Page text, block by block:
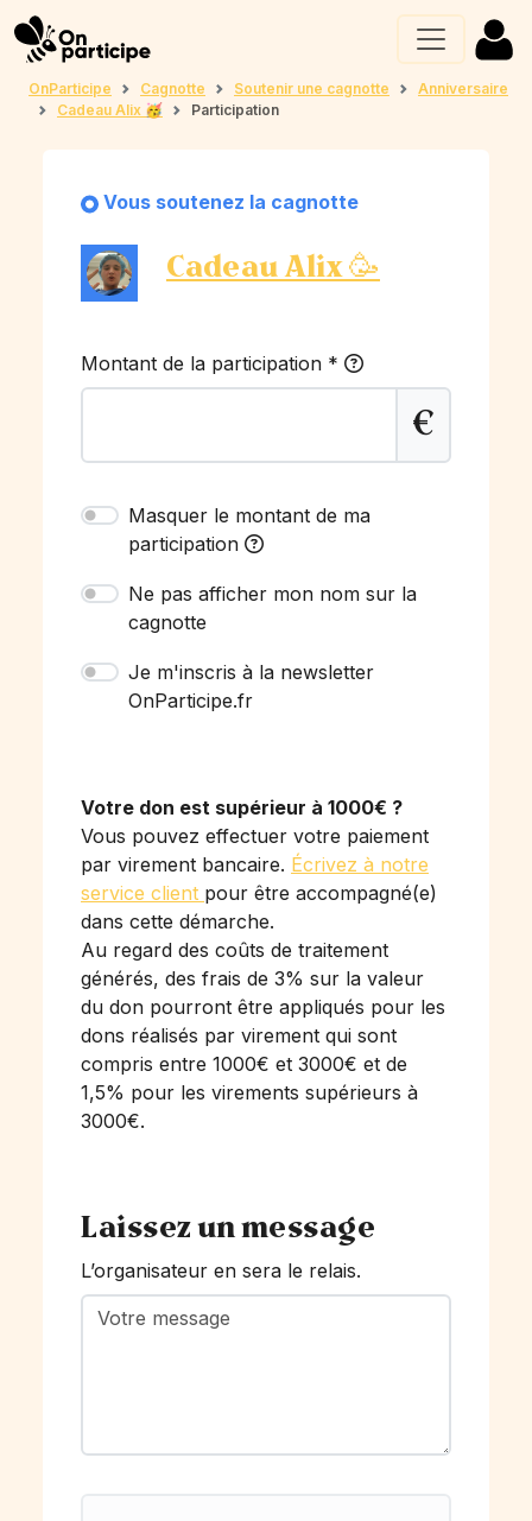
OnParticipe Cagnotte Soutenir une cagnotte
Anniversaire
Cadeau Alix 🥳
Participation
Vous soutenez la cagnotte
Cadeau Alix 🥳
Montant de la participation *
€
Masquer le montant de ma
participation
Ne pas afficher mon nom sur la
cagnotte
Je m'inscris à la newsletter
OnParticipe.fr
Votre don est supérieur à 1000€ ?
Vous pouvez effectuer votre paiement
par virement bancaire. Écrivez à notre
service client pour être accompagné(e)
dans cette démarche.
Au regard des coûts de traitement
générés, des frais de 3% sur la valeur
du don pourront être appliqués pour les
dons réalisés par virement qui sont
compris entre 1000€ et 3000€ et de
1,5% pour les virements supérieurs à
3000€.
Laissez un message
L’organisateur en sera le relais.